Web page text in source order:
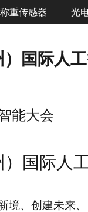
称重传感器 光
国际人
能大会
）国际人
境、创建未来